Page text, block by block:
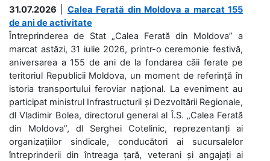
31.07.2026
Calea Ferată din Moldova a marcat 155
de ani de activitate
Întreprinderea de Stat „Calea Ferată din Moldova” a
marcat astăzi, 31 iulie 2026, printr-o ceremonie festivă,
aniversarea a 155 de ani de la fondarea căii ferate pe
teritoriul Republicii Moldova, un moment de referință în
istoria transportului feroviar național. La eveniment au
participat ministrul Infrastructurii și Dezvoltării Regionale,
dl Vladimir Bolea, directorul general al Î.S. „Calea Ferată
din Moldova”, dl Serghei Cotelinic, reprezentanți ai
organizațiilor sindicale, conducători ai sucursalelor
întreprinderii din întreaga țară, veterani și angajați ai